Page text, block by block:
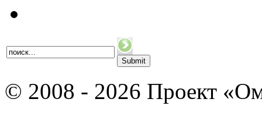
© 2008 - 2026 Проект